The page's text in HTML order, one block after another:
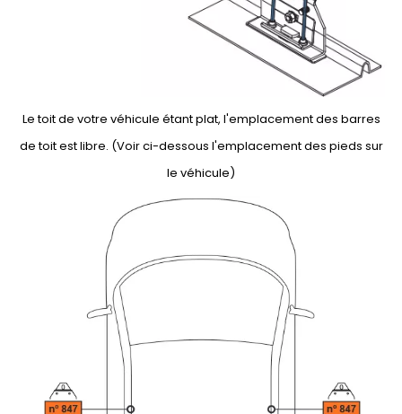
Le toit de votre véhicule étant plat, l'emplacement des barres
de toit est libre. (Voir ci-dessous l'emplacement des pieds sur
le véhicule)